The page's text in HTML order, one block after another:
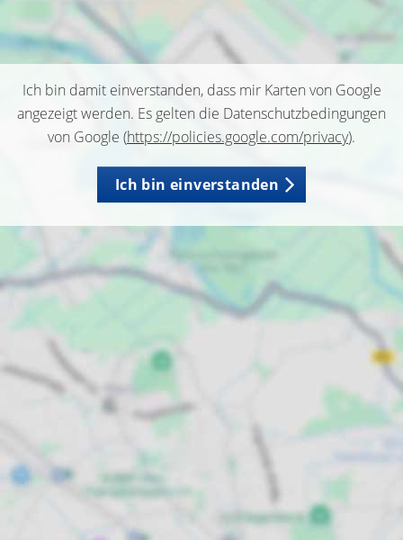
Ich bin damit einverstanden, dass mir Karten von Google
angezeigt werden. Es gelten die Datenschutzbedingungen
von Google (https://policies.google.com/privacy).
Ich bin einverstanden